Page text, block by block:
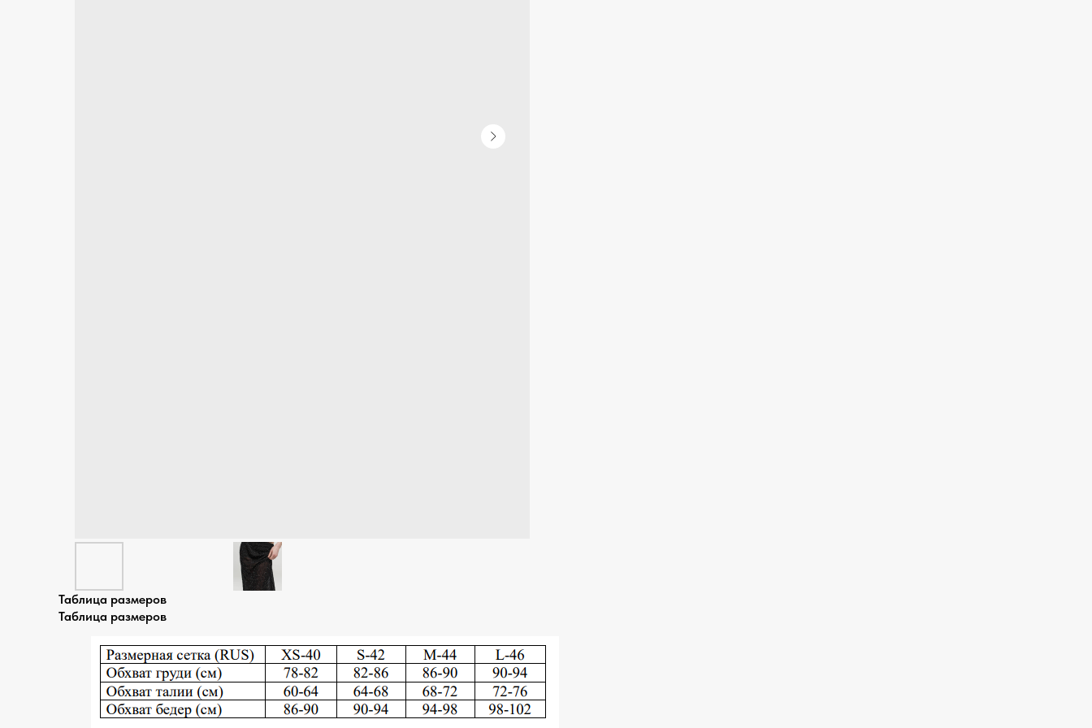
Таблица размеров
Таблица размеров